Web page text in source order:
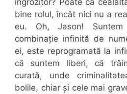
bine rolul, încât nici nu a
eu. Oh, Jason!
combinație infinită de
ei, este reprogramată la
că suntem liberi, că
curată, unde
bolile, chiar și cele mai